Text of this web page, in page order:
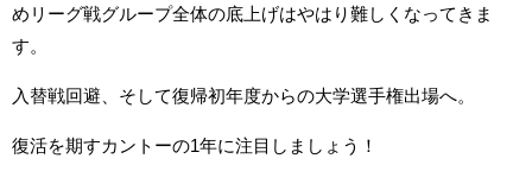
めリーグ戦グループ全体の底上げはやはり難しくなってきま
す。
入替戦回避、そして復帰初年度からの大学選手権出場へ。
復活を期すカントーの1年に注目しましょう！